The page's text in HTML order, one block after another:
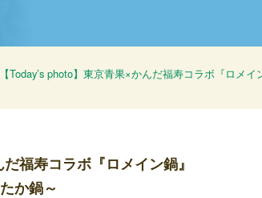
Today’s photo】東京青果×かんだ福寿コラボ『ロメイ
福寿コラボ『ロメイン鍋』
か鍋～